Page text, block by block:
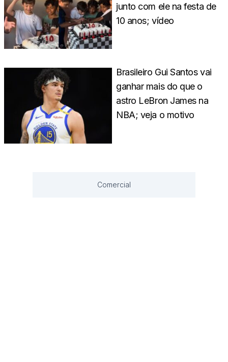
junto com ele na festa de
10 anos; vídeo
Brasileiro Gui Santos vai
ganhar mais do que o
astro LeBron James na
NBA; veja o motivo
Comercial